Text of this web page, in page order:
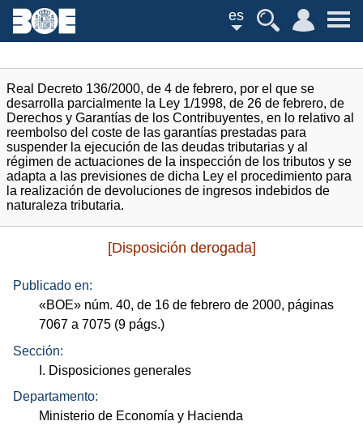
es
Real Decreto 136/2000, de 4 de febrero, por el que se
desarrolla parcialmente la Ley 1/1998, de 26 de febrero, de
Derechos y Garantías de los Contribuyentes, en lo relativo al
reembolso del coste de las garantías prestadas para
suspender la ejecución de las deudas tributarias y al
régimen de actuaciones de la inspección de los tributos y se
adapta a las previsiones de dicha Ley el procedimiento para
la realización de devoluciones de ingresos indebidos de
naturaleza tributaria.
[Disposición derogada]
Publicado en:
«BOE» núm. 40, de 16 de febrero de 2000, páginas
7067 a 7075 (9 págs.)
Sección:
I. Disposiciones generales
Departamento:
Ministerio de Economía y Hacienda